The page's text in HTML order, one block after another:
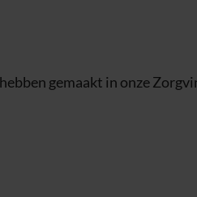
gemaakt in onze